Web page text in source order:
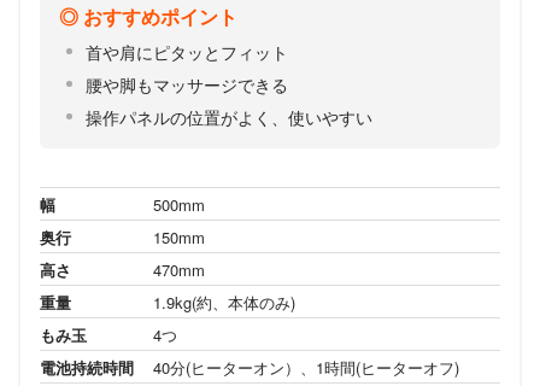
おすすめポイント
首や肩にピタッとフィット
腰や脚もマッサージできる
操作パネルの位置がよく、使いやすい
幅
500mm
奥行
150mm
高さ
470mm
重量
1.9kg(約、本体のみ)
もみ玉
4つ
電池持続時間
40分(ヒーターオン）、1時間(ヒーターオフ)